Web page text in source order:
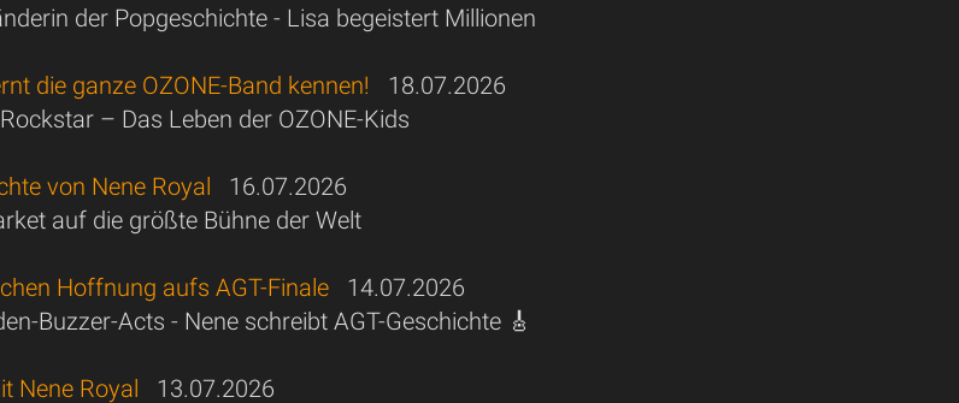
der Popgeschichte - Lisa begeistert Millionen
die ganze OZONE-Band kennen!
18.07.2026
– Das Leben der OZONE-Kids
von Nene Royal 16.07.2026
auf die größte Bühne der Welt
Hoffnung aufs AGT-Finale 14.07.2026
Buzzer-Acts - Nene schreibt AGT-Geschichte 🎸
Nene Royal 13.07.2026